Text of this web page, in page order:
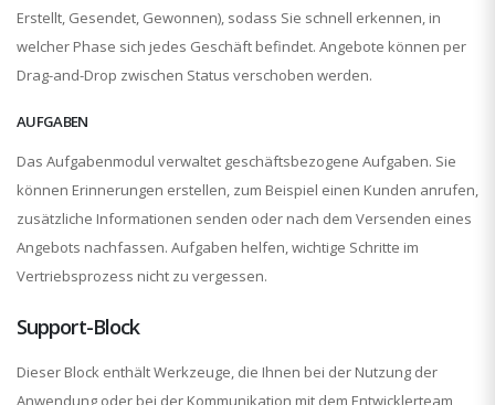
Erstellt, Gesendet, Gewonnen), sodass Sie schnell erkennen, in
welcher Phase sich jedes Geschäft befindet. Angebote können per
Drag-and-Drop zwischen Status verschoben werden.
AUFGABEN
Das Aufgabenmodul verwaltet geschäftsbezogene Aufgaben. Sie
können Erinnerungen erstellen, zum Beispiel einen Kunden anrufen,
zusätzliche Informationen senden oder nach dem Versenden eines
Angebots nachfassen. Aufgaben helfen, wichtige Schritte im
Vertriebsprozess nicht zu vergessen.
Support-Block
Dieser Block enthält Werkzeuge, die Ihnen bei der Nutzung der
Anwendung oder bei der Kommunikation mit dem Entwicklerteam